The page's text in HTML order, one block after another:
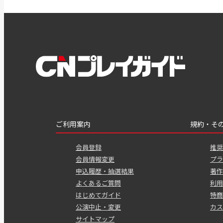
ご利用案内
会員登録
会員情報変更
申込履歴・抽選結果
よくあるご質問
はじめてガイド
公演中止・変更
サイトマップ
規約・そ
推
プ
著
利
特
カ